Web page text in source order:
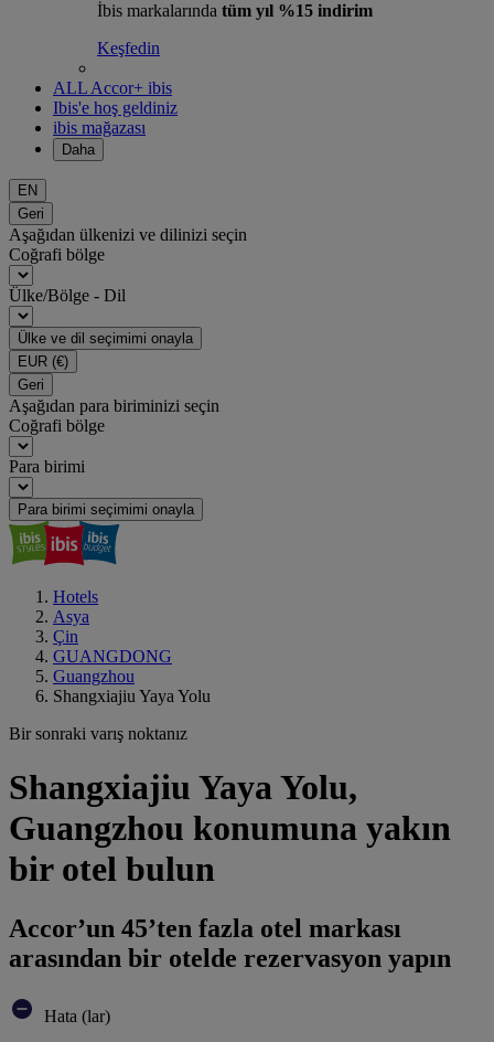
İbis markalarında tüm yıl %15 indirim
Keşfedin
ALL Accor+ ibis
Ibis'e hoş geldiniz
ibis mağazası
Daha
EN
Geri
Aşağıdan ülkenizi ve dilinizi seçin
Coğrafi bölge
Ülke/Bölge - Dil
Ülke ve dil seçimimi onayla
EUR (€)
Geri
Aşağıdan para biriminizi seçin
Coğrafi bölge
Para birimi
Para birimi seçimimi onayla
Hotels
Asya
Çin
GUANGDONG
Guangzhou
Shangxiajiu Yaya Yolu
Bir sonraki varış noktanız
Shangxiajiu Yaya Yolu,
Guangzhou konumuna yakın
bir otel bulun
Accor’un 45’ten fazla otel markası
arasından bir otelde rezervasyon yapın
Hata (lar)